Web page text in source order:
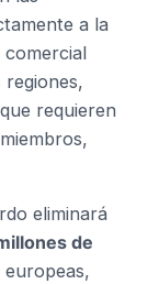
a la
regiones,
requieren
eliminará
de
europeas,